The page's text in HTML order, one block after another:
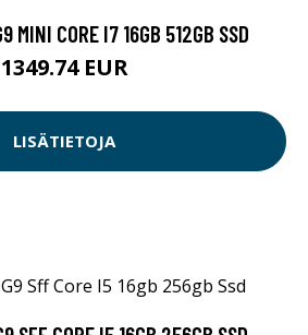
MINI CORE I7 16GB 512GB SSD
1349.74 EUR
LISÄTIETOJA